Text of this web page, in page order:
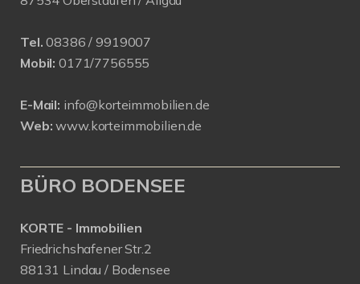
Tel. 08386 / 9919007
Mobil: 0171/7756555
E-Mail: info@korteimmobilien.de
Web: www.korteimmobilien.de
BÜRO BODENSEE
KORTE - Immobilien
Friedrichshafener Str.2
88131 Lindau / Bodensee